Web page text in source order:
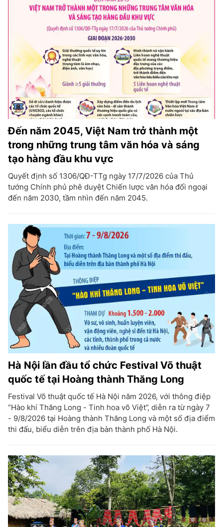
Đến năm 2045, Việt Nam trở thành một
trong những trung tâm văn hóa và sáng
tạo hàng đầu khu vực
Quyết định số 1306/QĐ-TTg ngày 17/7/2026 của Thủ
tướng Chính phủ phê duyệt Chiến lược văn hóa đối ngoại
đến năm 2030, tầm nhìn đến năm 2045.
Hà Nội lần đầu tổ chức Festival Võ thuật
quốc tế tại Hoàng thành Thăng Long
Festival Võ thuật quốc tế Hà Nội năm 2026, với thông điệp
“Hào khí Thăng Long - Tinh hoa võ Việt”, diễn ra từ ngày 7
- 9/8/2026 tại Hoàng thành Thăng Long và một số địa điểm
thi đấu, biểu diễn trên địa bàn thành phố Hà Nội.